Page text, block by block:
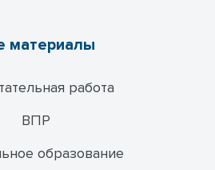
материалы
работа
ВПР
образование